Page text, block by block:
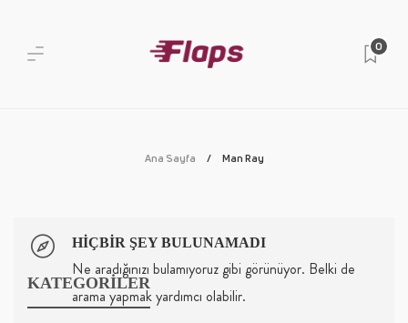
0
Ana Sayfa Man Ray
HIÇBIR ŞEY BULUNAMADI
Ne aradığınızı bulamıyoruz gibi görünüyor. Belki de
arama yapmak yardımcı olabilir.
KATEGORİLER